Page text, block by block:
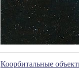
Коорбитальные